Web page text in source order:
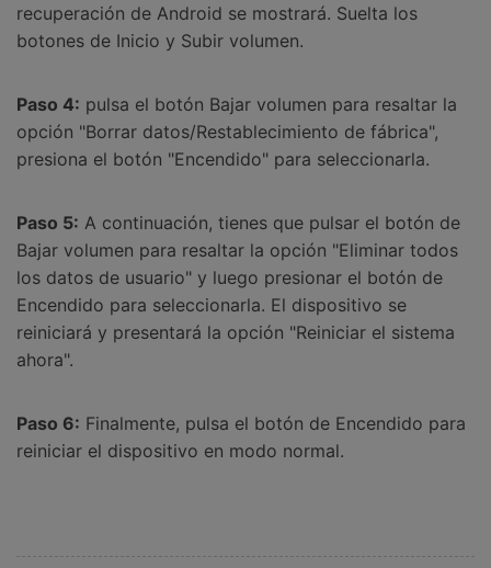
recuperación de Android se mostrará. Suelta los
botones de Inicio y Subir volumen.
Paso 4: pulsa el botón Bajar volumen para resaltar la
opción "Borrar datos/Restablecimiento de fábrica",
presiona el botón "Encendido" para seleccionarla.
Paso 5: A continuación, tienes que pulsar el botón de
Bajar volumen para resaltar la opción "Eliminar todos
los datos de usuario" y luego presionar el botón de
Encendido para seleccionarla. El dispositivo se
reiniciará y presentará la opción "Reiniciar el sistema
ahora".
Paso 6: Finalmente, pulsa el botón de Encendido para
reiniciar el dispositivo en modo normal.